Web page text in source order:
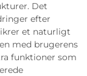
Det
efter
et naturligt
med brugerens
funktioner som